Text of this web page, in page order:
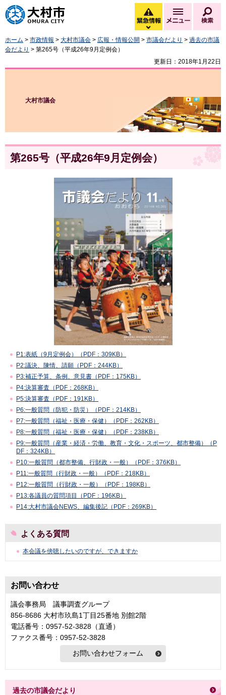
大村市
緊急情報
緊急情報を開く
メニュー
ホーム > 市政情報 > 大村市議会 > 広報・情報公開 > 市議会だより > 過去の市議
会だより > 第265号（平成26年9月定例会）
更新日：2018年1月22日
大村市議会
第265号（平成26年9月定例会）
P1:表紙（9月定例会）（PDF：309KB）
P2:議決、陳情、請願（PDF：244KB）
P3:補正予算、条例、意見書（PDF：175KB）
P4:決算審査（PDF：268KB）
P5:決算審査（PDF：191KB）
P6:一般質問（防犯・防災）（PDF：214KB）
P7:一般質問（福祉・医療・保健）（PDF：262KB）
P8:一般質問（福祉・医療・保健）（PDF：238KB）
P9:一般質問（産業・経済・労働、教育・文化・スポーツ、都市整備）（P
DF：324KB）
P10:一般質問（都市整備、行財政・一般）（PDF：376KB）
P11:一般質問（行財政・一般）（PDF：218KB）
P12:一般質問（行財政・一般）（PDF：198KB）
P13:各議員の質問項目（PDF：196KB）
P14:大村市議会NEWS、編集後記（PDF：269KB）
よくある質問
本会議を傍聴したいのですが、できますか
お問い合わせ
議会事務局 議事調査グループ
856-8686 大村市玖島1丁目25番地 別館2階
電話番号：0957-52-3828（直通）
ファクス番号：0957-52-3828
過去の市議会だより